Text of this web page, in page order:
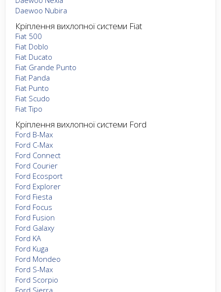
Daewoo Nubira
Кріплення вихлопної системи Fiat
Fiat 500
Fiat Doblo
Fiat Ducato
Fiat Grande Punto
Fiat Panda
Fiat Punto
Fiat Scudo
Fiat Tipo
Кріплення вихлопної системи Ford
Ford B-Max
Ford C-Max
Ford Connect
Ford Courier
Ford Ecosport
Ford Explorer
Ford Fiesta
Ford Focus
Ford Fusion
Ford Galaxy
Ford KA
Ford Kuga
Ford Mondeo
Ford S-Max
Ford Scorpio
Ford Sierra